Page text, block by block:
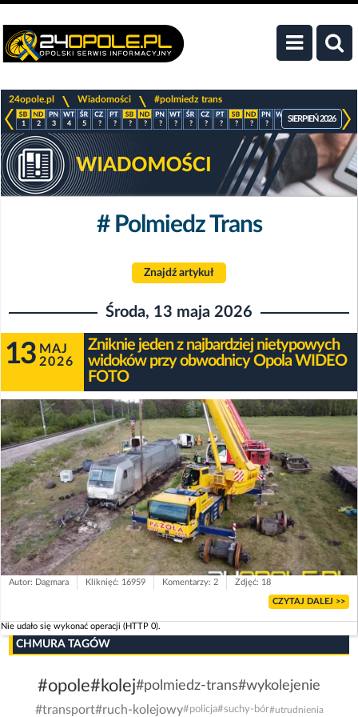
24opole.pl Wiadomości #polmiedz trans
1 2 3 4 5 ? ? ? ? ? ? ? ? ? ? ? ? ? ? ? ?
SIERPIEŃ 2026
# Polmiedz Trans
Znajdź artykuł
Środa, 13 maja 2026
13 MAJ
2026
Zniknie jeden z najbardziej nietypowych
widoków przy obwodnicy Opola WIDEO
FOTO
Autor: Dagmara Kliknięć: 16959 Komentarzy: 2 Zdjęć: 18
CZYTAJ DALEJ >>
Nie udało się wykonać operacji (HTTP 0).
CHMURA TAGÓW
#opole#kolej#polmiedz-trans#wykolejenie
#transport#ruch-kolejowy#policja#suchy-bór#utrudnienia